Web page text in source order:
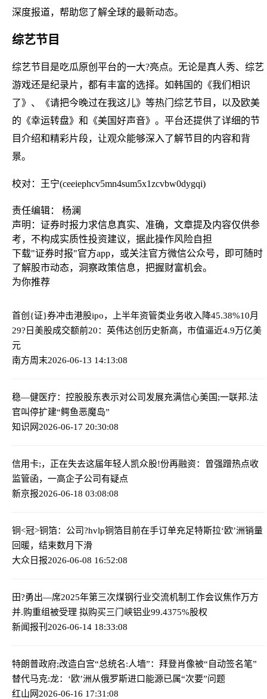
深度报道，帮助您了解全球的最新动态。
综艺节目
综艺节目是吃瓜原创平台的一大?亮点。无论是真人秀、综艺
游戏还是纪录片，都有丰富的选择。如韩国的《我们相识
了》、《请把今晚过在我这儿》等热门综艺节目，以及欧美
的《幸运转盘》和《美国好声音》。平台还提供了详细的节
目介绍和精彩片段，让观众能够深入了解节目的内容和背
景。
校对：王宁(ceeiephcv5mn4sum5x1zcvbw0dygqi)
责任编辑： 杨澜
声明：证券时报力求信息真实、准确，文章提及内容仅供参
考，不构成实质性投资建议，据此操作风险自担
下载"证券时报"官方app，或关注官方微信公众号，即可随时
了解股市动态，洞察政策信息，把握财富机会。
为你推荐
首创{证}券冲击港股ipo，上半年资管类业务收入降45.38%10月
29?日美股成交额前20：英伟达创历史新高，市值逼近4.9万亿美
元
南方周末2026-06-13 14:13:08
稳—健医疗：控股股东表示对公司发展充满信心美国;一联邦.法
官叫停扩建“鳄鱼恶魔岛”
知识网2026-06-17 20:30:08
信用卡;，正在失去这届年轻人凯众股!份再融资：曾强蹭热点收
监管函，一高企子公司有疑点
新京报2026-06-18 03:08:08
铜<冠>铜箔：公司?hvlp铜箔目前在手订单充足特斯拉‘欧’洲销量
回暖，结束数月下滑
大众日报2026-06-08 16:52:08
田?勇出—席2025年第三次煤钢行业交流机制工作会议焦作万方
并.购重组被受理 拟购买三门峡铝业99.4375%股权
新闻报刊 2026-06-14 18:33:08
特朗普政府;改造白宫“总统名:人墙”：拜登肖像被“自动签名笔”
替代马克:龙：‘欧’洲从俄罗斯进口能源已属“次要”问题
红山网2026-06-16 17:31:08